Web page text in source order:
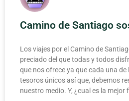
Camino de Santiago
Los viajes por el Camino de
preciado del que todas y todos
que nos ofrece ya que cada una
tesoros únicos así que, debemos
nuestro medio. Y, ¿cual es la mejor